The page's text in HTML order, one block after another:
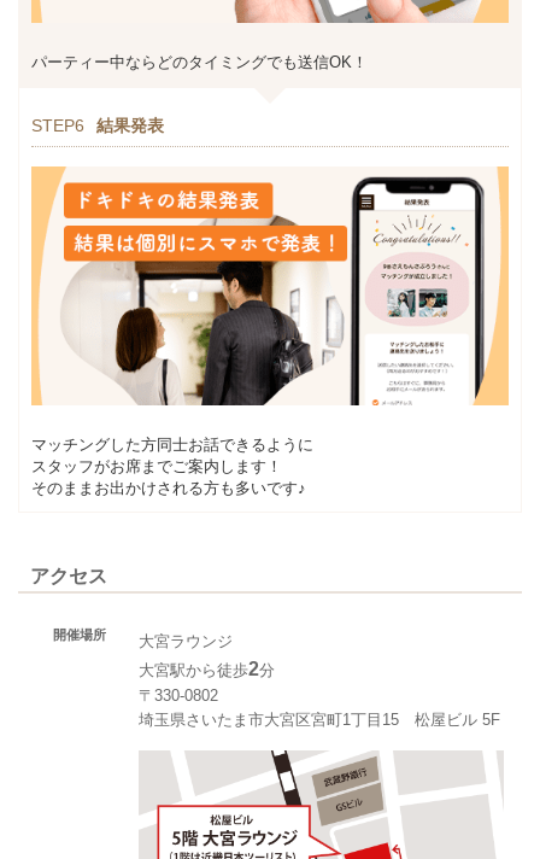
パーティー中ならどのタイミングでも送信OK！
STEP6 結果発表
マッチングした方同士お話できるように
スタッフがお席までご案内します！
そのままお出かけされる方も多いです♪
アクセス
開催場所
大宮ラウンジ
大宮駅から徒歩2分
〒330-0802
埼玉県さいたま市大宮区宮町1丁目15 松屋ビル 5F